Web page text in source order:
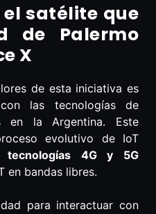
satélite que
de Palermo
X
de esta iniciativa es
las tecnologías de
en la Argentina. Este
evolutivo de IoT
4G y 5G
en bandas libres.
para interactuar con